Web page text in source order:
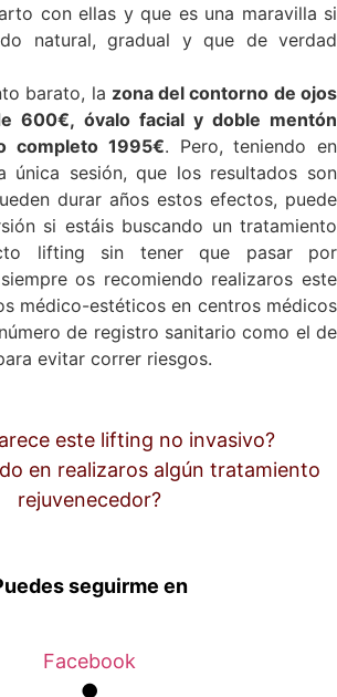
con ellas y que es una maravilla si
natural, gradual y que de verdad
barato, la zona del contorno de ojos
600€, óvalo facial y doble mentón
completo 1995€. Pero, teniendo en
única sesión, que los resultados son
durar años estos efectos, puede
si estáis buscando un tratamiento
lifting sin tener que pasar por
os recomiendo realizaros este
médico-estéticos en centros médicos
de registro sanitario como el de
evitar correr riesgos.
este lifting no invasivo?
en realizaros algún tratamiento
rejuvenecedor?
seguirme en
Facebook
●